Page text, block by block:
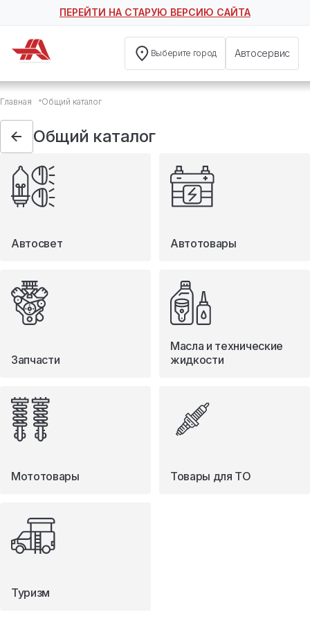
ПЕРЕЙТИ НА СТАРУЮ ВЕРСИЮ САЙТА
Выберите город Автосервис
Общий каталог
Автосвет
Автотовары
Запчасти
Масла и технические жидкости
Мототовары
Туризм
Главная Общий каталог
Общий каталог
Автосвет Автотовары
Запчасти
Масла и технические
жидкости
Мототовары Товары для ТО
Туризм